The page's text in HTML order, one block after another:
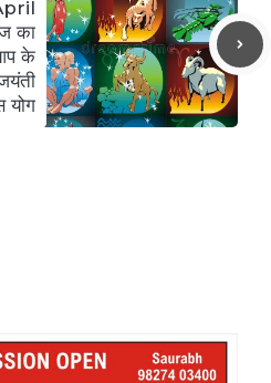
का
के
योग